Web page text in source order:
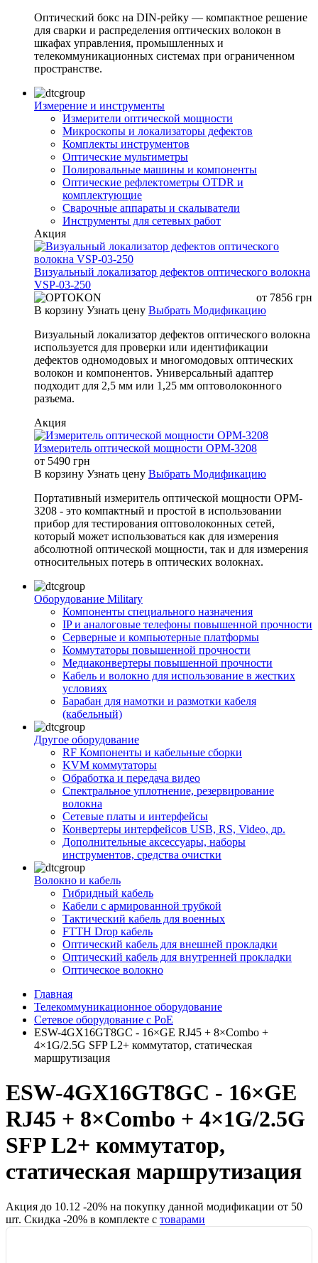
Оптический бокс на DIN-рейку — компактное решение
для сварки и распределения оптических волокон в
шкафах управления, промышленных и
телекоммуникационных системах при ограниченном
пространстве.
Измерение и инструменты
Измерители оптической мощности
Микроскопы и локализаторы дефектов
Комплекты инструментов
Оптические мультиметры
Полировальные машины и компоненты
Оптические рефлектометры OTDR и
комплектующие
Сварочные аппараты и скалыватели
Инструменты для сетевых работ
Акция
Визуальный локализатор дефектов оптического волокна
VSP-03-250
от 7856 грн
В корзину Узнать цену Выбрать Модификацию
Визуальный локализатор дефектов оптического волокна
используется для проверки или идентификации
дефектов одномодовых и многомодовых оптических
волокон и компонентов. Универсальный адаптер
подходит для 2,5 мм или 1,25 мм оптоволоконного
разъема.
Акция
Измеритель оптической мощности OPM-3208
от 5490 грн
В корзину Узнать цену Выбрать Модификацию
Портативный измеритель оптической мощности OPM-
3208 - это компактный и простой в использовании
прибор для тестирования оптоволоконных сетей,
который может использоваться как для измерения
абсолютной оптической мощности, так и для измерения
относительных потерь в оптических волокнах.
Оборудование Military
Компоненты специального назначения
IP и аналоговые телефоны повышенной прочности
Серверные и компьютерные платформы
Коммутаторы повышенной прочности
Медиаконвертеры повышенной прочности
Кабель и волокно для использование в жестких
условиях
Барабан для намотки и размотки кабеля
(кабельный)
Другое оборудование
RF Компоненты и кабельные сборки
KVM коммутаторы
Обработка и передача видео
Спектральное уплотнение, резервирование
волокна
Сетевые платы и интерфейсы
Конвертеры интерфейсов USB, RS, Video, др.
Дополнительные аксессуары, наборы
инструментов, средства очистки
Волокно и кабель
Гибридный кабель
Кабели с армированной трубкой
Тактический кабель для военных
FTTH Drop кабель
Оптический кабель для внешней прокладки
Оптический кабель для внутренней прокладки
Оптическое волокно
Главная
Телекоммуникационное оборудование
Сетевое оборудование с PoE
ESW-4GX16GT8GC - 16×GE RJ45 + 8×Combo +
4×1G/2.5G SFP L2+ коммутатор, статическая
маршрутизация
ESW-4GX16GT8GC - 16×GE
RJ45 + 8×Combo + 4×1G/2.5G
SFP L2+ коммутатор,
статическая маршрутизация
Акция до 10.12 -20% на покупку данной модификации от 50
шт. Скидка -20% в комплекте с товарами